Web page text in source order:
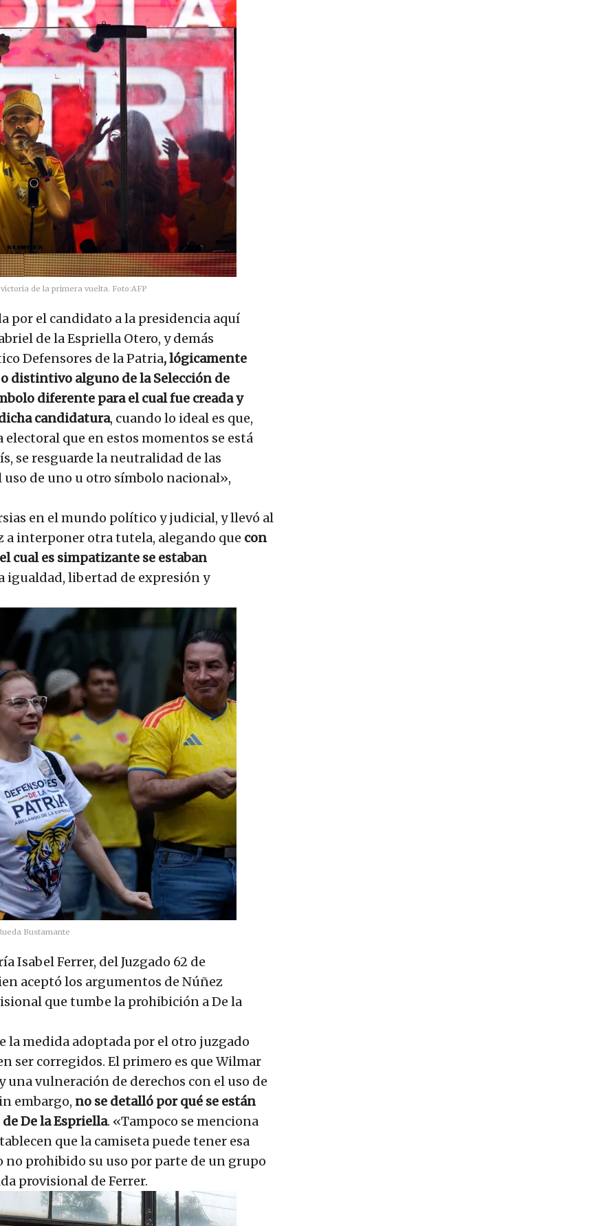
de la primera vuelta. Foto:AFP
por el candidato a la presidencia aquí
de la Espriella Otero, y demás
Defensores de la Patria, lógicamente
distintivo alguno de la Selección de
diferente para el cual fue creada y
candidatura, cuando lo ideal es que,
que en estos momentos se está
se resguarde la neutralidad de las
uso de uno u otro símbolo nacional»,
en el mundo político y judicial, y llevó al
a interponer otra tutela, alegando que con
cual es simpatizante se estaban
igualdad, libertad de expresión y
Bustamante
Isabel Ferrer, del Juzgado 62 de
aceptó los argumentos de Núñez
que tumbe la prohibición a De la
la medida adoptada por el otro juzgado
ser corregidos. El primero es que Wilmar
una vulneración de derechos con el uso de
embargo, no se detalló por qué se están
De la Espriella. «Tampoco se menciona
que la camiseta puede tener esa
prohibido su uso por parte de un grupo
provisional de Ferrer.